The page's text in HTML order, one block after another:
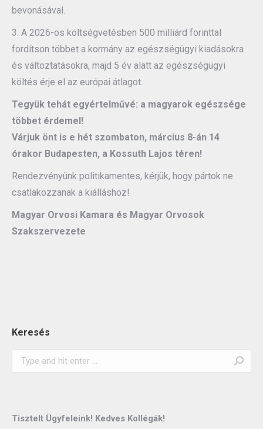
bevonásával.
3. A 2026-os költségvetésben 500 milliárd forinttal
fordítson többet a kormány az egészségügyi kiadásokra
és változtatásokra, majd 5 év alatt az egészségügyi
költés érje el az európai átlagot.
Tegyük tehát egyértelművé: a magyarok egészsége
többet érdemel!
Várjuk önt is e hét szombaton, március 8-án 14
órakor Budapesten, a Kossuth Lajos téren!
Rendezvényünk politikamentes, kérjük, hogy pártok ne
csatlakozzanak a kiálláshoz!
Magyar Orvosi Kamara és Magyar Orvosok
Szakszervezete
Keresés
Search:
Tisztelt Ügyfeleink! Kedves Kollégák!